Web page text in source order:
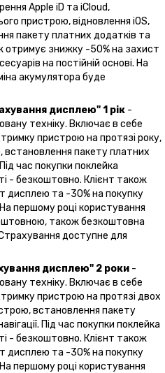
Apple iD та iCloud,
пристрою, відновлення іOS,
пакету платних додатків та
отримує знижку -50% на захист
на постійній основі. На
акумулятора буде
дисплею" 1 рік -
техніку. Включає в себе
пристрою на протязі року,
пакету платних
час покупки поклейка
- безкоштовно. Клієнт також
дисплею та -30% на покупку
На першому році користування
також безкоштовна
доступне для
дисплею" 2 роки -
техніку. Включає в себе
пристрою на протязі двох
встановлення пакету
Під час покупки поклейка
- безкоштовно. Клієнт також
дисплею та -30% на покупку
На першому році користування